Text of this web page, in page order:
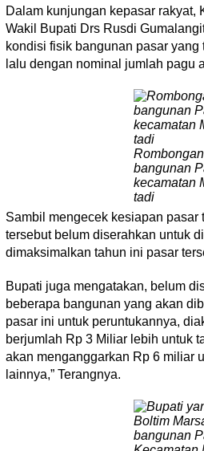
Dalam kunjungan kepasar rakyat,
Wakil Bupati Drs Rusdi
kondisi fisik bangunan pasar
lalu dengan nominal jumlah pagu
bangunan
kecamatan
tadi
Sambil mengecek kesiapan
tersebut belum diserahkan untuk
dimaksimalkan tahun ini pasar
Bupati juga mengatakan, belum
beberapa bangunan yang akan
pasar ini untuk peruntukannya,
berjumlah Rp 3 Miliar lebih untuk
akan menganggarkan Rp 6 miliar
lainnya,” Terangnya.